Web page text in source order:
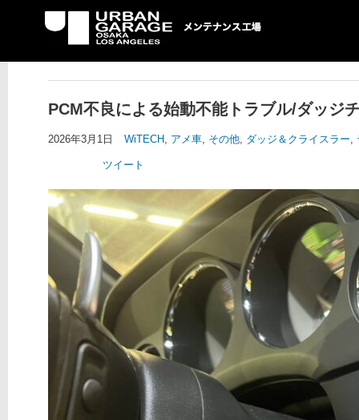
UG メンテナンス工場
PCM不良による始動不能トラブル/ダッジ
2026年3月1日 WiTECH, アメ車, その他, ダッジ＆クライスラー,
ツイート